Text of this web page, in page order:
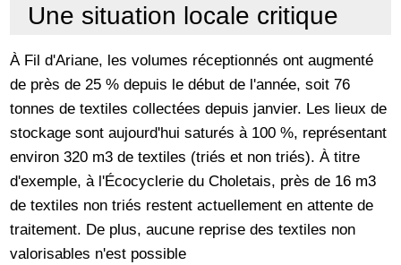
Une situation locale critique
À Fil d'Ariane, les volumes réceptionnés ont augmenté
de près de 25 % depuis le début de l'année, soit 76
tonnes de textiles collectées depuis janvier. Les lieux de
stockage sont aujourd'hui saturés à 100 %, représentant
environ 320 m3 de textiles (triés et non triés). À titre
d'exemple, à l'Écocyclerie du Choletais, près de 16 m3
de textiles non triés restent actuellement en attente de
traitement. De plus, aucune reprise des textiles non
valorisables n'est possible